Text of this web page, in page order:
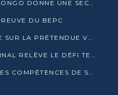
ÉCONOMIE VERTE : AGL CONGO DONNE UNE SECONDE VIE À SES DÉCHETS INDUSTRIELS
DU BEPC
ALERTE À L’ESCROQUERIE SUR LA PRÉTENDUE VENTE DE PARCELLES AFAT
MÔLE EST : CONGO TERMINAL RELÈVE LE DÉFI TECHNIQUE DES SABLES BITUMINEUX
AGL CONGO RENFORCE LES COMPÉTENCES DE SES ÉQUIPES AVEC LA CERTIFICATION CACES® R483